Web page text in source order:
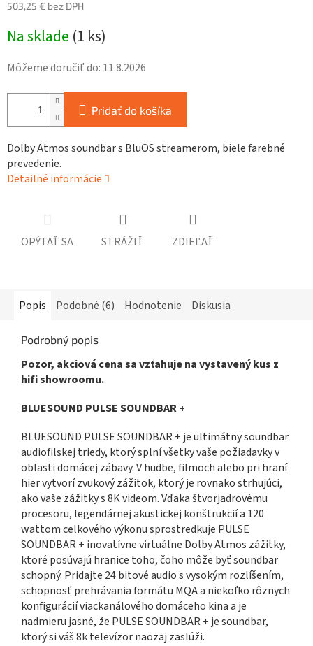
503,25 € bez DPH
cena:
Na sklade (1 ks)
Môžeme doručiť do: 11.8.2026
Pridať do košíka
Dolby Atmos soundbar s BluOS streamerom, biele farebné
prevedenie.
Detailné informácie
OPÝTAŤ SA STRÁŽIŤ ZDIEĽAŤ
Popis Podobné (6) Hodnotenie Diskusia
Podrobný popis
Pozor, akciová cena sa vzťahuje na vystavený kus z
hifi showroomu.
BLUESOUND PULSE SOUNDBAR +
BLUESOUND PULSE SOUNDBAR + je ultimátny soundbar
audiofilskej triedy, ktorý splní všetky vaše požiadavky v
oblasti domácej zábavy. V hudbe, filmoch alebo pri hraní
hier vytvorí zvukový zážitok, ktorý je rovnako strhujúci,
ako vaše zážitky s 8K videom. Vďaka štvorjadrovému
procesoru, legendárnej akustickej konštrukcií a 120
wattom celkového výkonu sprostredkuje PULSE
SOUNDBAR + inovatívne virtuálne Dolby Atmos zážitky,
ktoré posúvajú hranice toho, čoho môže byť soundbar
schopný. Pridajte 24 bitové audio s vysokým rozlíšením,
schopnosť prehrávania formátu MQA a niekoľko rôznych
konfigurácií viackanálového domáceho kina a je
nadmieru jasné, že PULSE SOUNDBAR + je soundbar,
ktorý si váš 8k televízor naozaj zaslúži.